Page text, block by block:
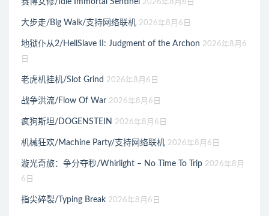
赛博女修/Idle Immortal Sentinel 2026年8月6日
大步走/Big Walk/支持网络联机 2026年8月6日
地狱仆从2/HellSlave II: Judgment of the Archon 2026年8月6
日
老虎机挂机/Slot Grind 2026年8月6日
战争洪流/Flow Of War 2026年8月6日
疯狗斯坦/DOGENSTEIN 2026年8月6日
机械狂欢/Machine Party/支持网络联机 2026年8月6日
漩光奇旅：争分夺秒/Whirlight – No Time To Trip 2026年8月
6日
指尖碎裂/Typing Break 2026年8月6日